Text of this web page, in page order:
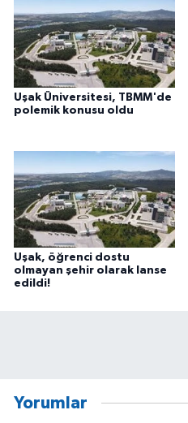
Uşak Üniversitesi, TBMM'de
polemik konusu oldu
Uşak, öğrenci dostu
olmayan şehir olarak lanse
edildi!
Yorumlar